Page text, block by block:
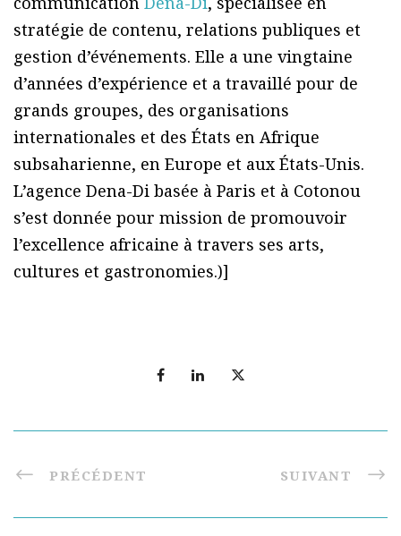
stratégie de contenu, relations publiques et
gestion d’événements. Elle a une vingtaine
d’années d’expérience et a travaillé pour de
grands groupes, des organisations
internationales et des États en Afrique
subsaharienne, en Europe et aux États-Unis.
L’agence Dena-Di basée à Paris et à Cotonou
s’est donnée pour mission de promouvoir
l’excellence africaine à travers ses arts,
cultures et gastronomies.)]
PRÉCÉDENT SUIVANT